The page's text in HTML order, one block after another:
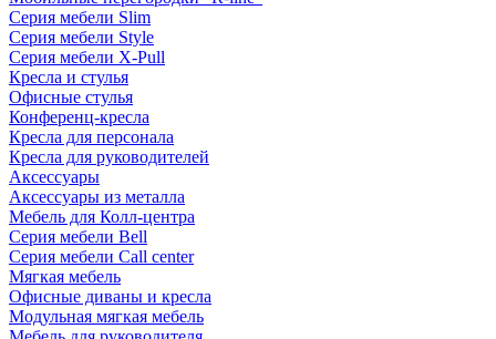
Серия мебели Slim
Серия мебели Style
Серия мебели X-Pull
Кресла и стулья
Офисные стулья
Конференц-кресла
Кресла для персонала
Кресла для руководителей
Аксессуары
Аксессуары из металла
Мебель для Колл-центра
Серия мебели Bell
Серия мебели Call center
Мягкая мебель
Офисные диваны и кресла
Модульная мягкая мебель